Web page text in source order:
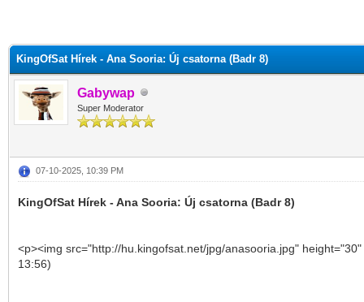
KingOfSat Hírek - Ana Sooria: Új csatorna (Badr 8)
Gabywap
Super Moderator
07-10-2025, 10:39 PM
KingOfSat Hírek - Ana Sooria: Új csatorna (Badr 8)
<p><img src="http://hu.kingofsat.net/jpg/anasooria.jpg"
13:56)